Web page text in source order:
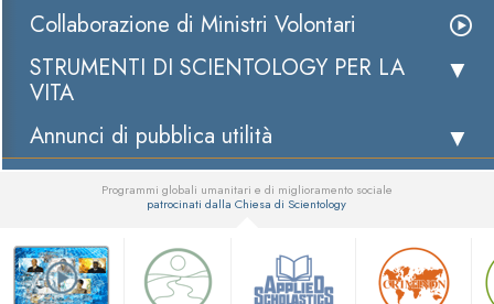
Collaborazione di Ministri Volontari
STRUMENTI DI SCIENTOLOGY PER LA
VITA
Annunci di pubblica utilità
Programmi globali umanitari e di miglioramento sociale
patrocinati dalla Chiesa di Scientology